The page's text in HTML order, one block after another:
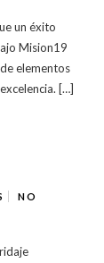
un éxito
Mision19
elementos
[…]
NO